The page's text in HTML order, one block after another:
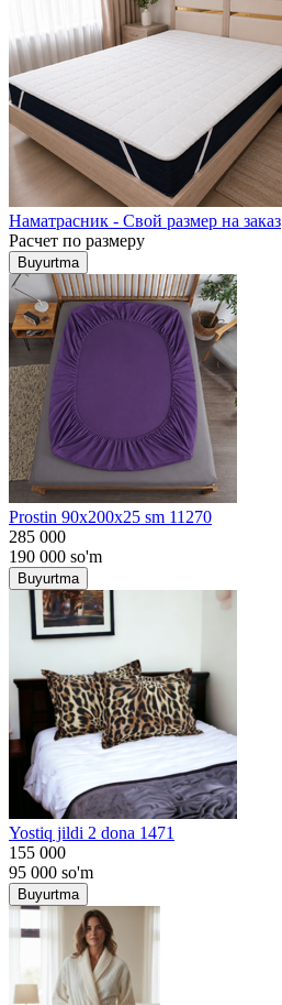
Наматрасник - Свой размер на заказ
Расчет по размеру
Buyurtma
Prostin 90x200x25 sm 11270
285 000
190 000 so'm
Buyurtma
Yostiq jildi 2 dona 1471
155 000
95 000 so'm
Buyurtma